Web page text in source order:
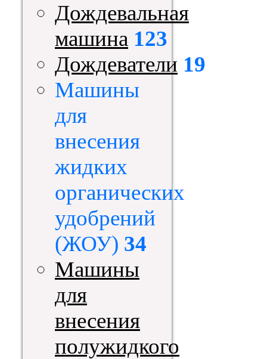
Дождевальная
машина 123
Дождеватели 19
Машины
для
внесения
жидких
органических
удобрений
(ЖОУ) 34
Машины
для
внесения
полужидкого